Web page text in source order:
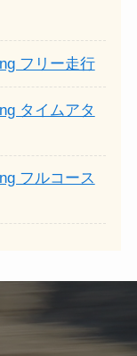
フリー走行
タイムアタ
フルコース